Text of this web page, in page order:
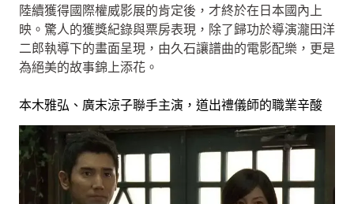
陸續獲得國際權威影展的肯定後，才終於在日本國內上
映。驚人的獲獎紀錄與票房表現，除了歸功於導演瀧田洋
二郎執導下的畫面呈現，由久石讓譜曲的電影配樂，更是
為絕美的故事錦上添花。
本木雅弘、廣末涼子聯手主演，道出禮儀師的職業辛酸